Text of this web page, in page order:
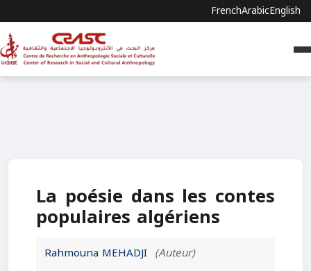
FrenchArabicEnglish
La poésie dans les contes
populaires algériens
Rahmouna MEHADJI (Auteur)